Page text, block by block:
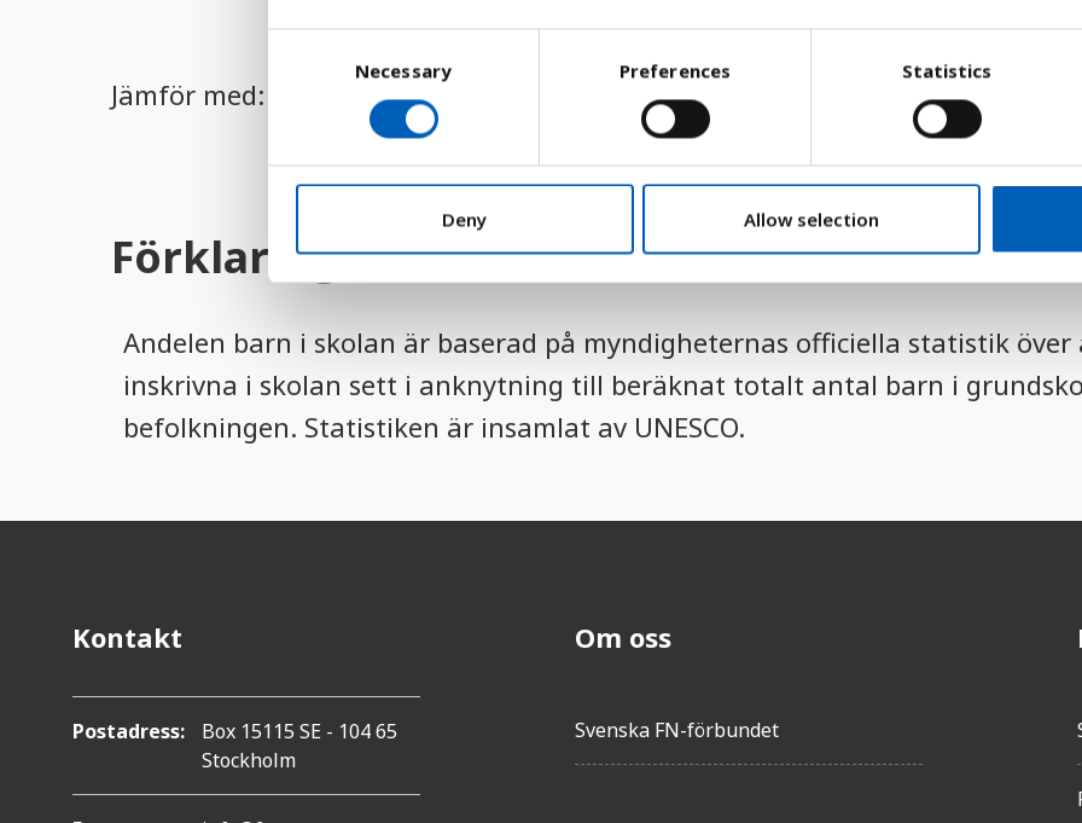
e
S
e
e
t
i
Necessary Preferences Statistics
Deny Allow selection
Jämför med:
Förklaring
Andelen barn i skolan är baserad på myndigheternas officiella statistik
inskrivna i skolan sett i anknytning till beräknat totalt antal barn i
befolkningen. Statistiken är insamlat av UNESCO.
Kontakt
Postadress:
Box 15115 SE - 104 65
Stockholm
Om oss
Svenska FN-förbundet